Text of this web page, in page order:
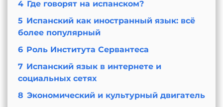
4 Где говорят на испанском?
5 Испанский как иностранный язык: всё
более популярный
6 Роль Института Сервантеса
7 Испанский язык в интернете и
социальных сетях
8 Экономический и культурный двигатель